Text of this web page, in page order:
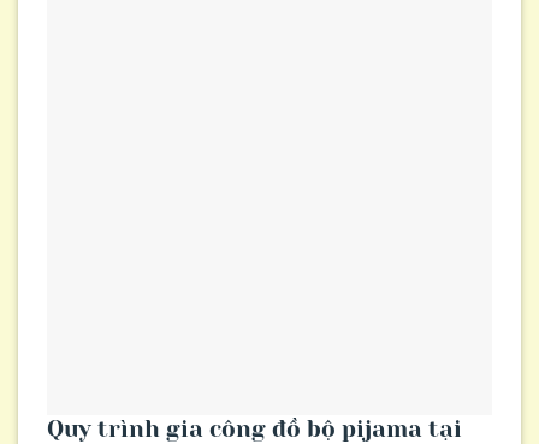
Quy trình gia công đồ bộ pijama tại